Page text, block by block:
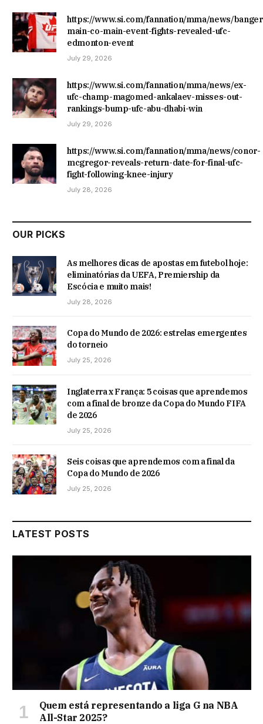
https://www.si.com/fannation/mma/news/
main-co-main-event-fights-revealed-ufc-
edmonton-event
July 29, 2026
https://www.si.com/fannation/mma/news/ex-
ufc-champ-magomed-ankalaev-misses-out-
rankings-bump-ufc-abu-dhabi-win
July 29, 2026
https://www.si.com/fannation/mma/news/conor-
mcgregor-reveals-return-date-for-final-ufc-
fight-following-knee-injury
July 28, 2026
OUR PICKS
As melhores dicas de apostas em futebol hoje:
eliminatórias da UEFA, Premiership da
Escócia e muito mais!
July 28, 2026
Copa do Mundo de 2026: estrelas emergentes
do torneio
July 25, 2026
Inglaterra x França: 5 coisas que aprendemos
com a final de bronze da Copa do Mundo FIFA
de 2026
July 25, 2026
Seis coisas que aprendemos com a final da
Copa do Mundo de 2026
July 25, 2026
LATEST POSTS
Quem está representando a liga G na NBA
All-Star 2025?